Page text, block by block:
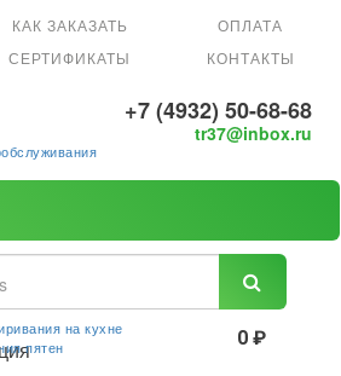
КАК ЗАКАЗАТЬ
ОПЛАТА
СЕРТИФИКАТЫ КОНТАКТЫ
+7 (4932) 50-68-68
tr37@inbox.ru
на кухне
пятен
0 ₽